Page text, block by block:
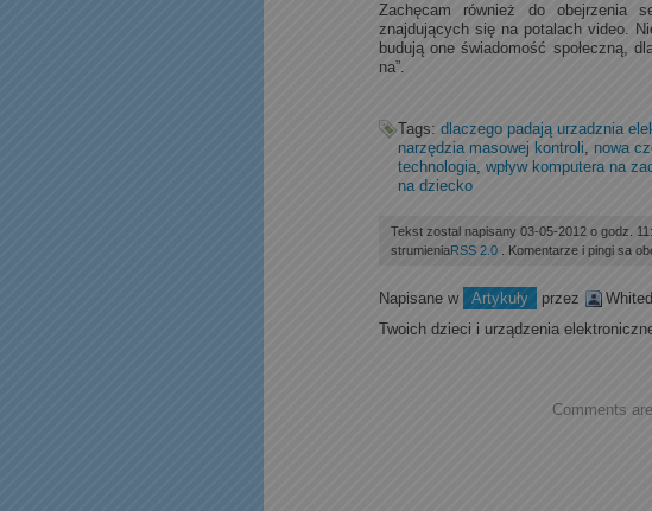
Zachęcam również do obejrzenia
znajdujących się na potalach video.
budują one świadomość społeczną,
na”.
Tags: dlaczego padają urzadznia
narzędzia masowej kontroli, nowa
technologia, wpływ komputera na
na dziecko
Tekst zostal napisany 03-05-2012 o godz.
strumieniaRSS 2.0 . Komentarze i pingi sa
Napisane w Artykuły przez
Twoich dzieci i urządzenia
Comments